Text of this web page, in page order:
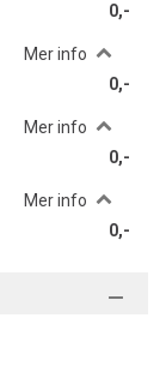
0,-
Mer info
0,-
Mer info
0,-
Mer info
0,-